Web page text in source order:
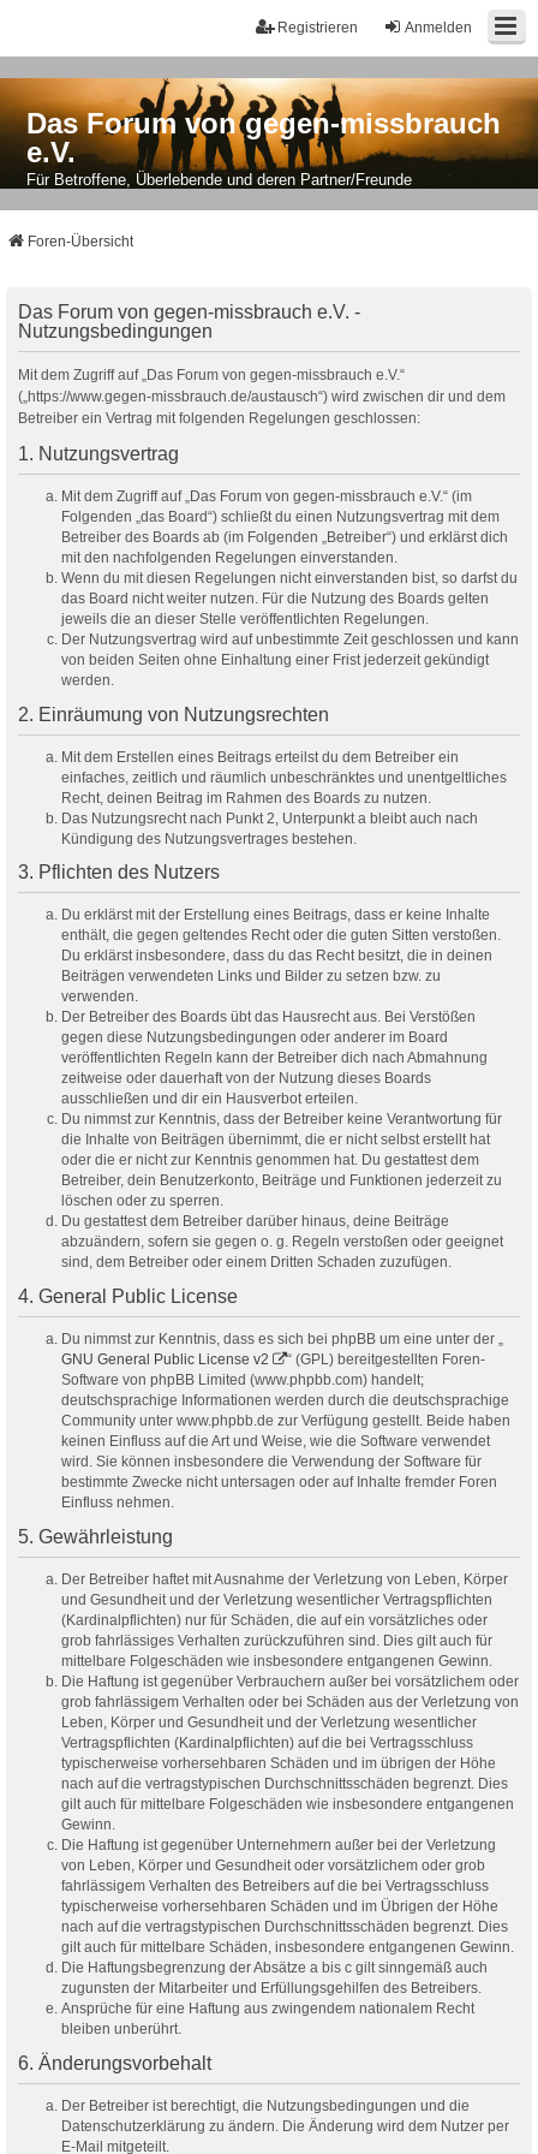
Anmelden
Registrieren
Das Forum von gegen-missbrauch
e.V.
Für Betroffene, Überlebende und deren Partner/Freunde
Foren-Übersicht
Das Forum von gegen-missbrauch e.V. -
Nutzungsbedingungen
Mit dem Zugriff auf „Das Forum von gegen-missbrauch e.V.“
(„https://www.gegen-missbrauch.de/austausch“) wird zwischen dir und dem
Betreiber ein Vertrag mit folgenden Regelungen geschlossen:
1. Nutzungsvertrag
Mit dem Zugriff auf „Das Forum von gegen-missbrauch e.V.“ (im
Folgenden „das Board“) schließt du einen Nutzungsvertrag mit dem
Betreiber des Boards ab (im Folgenden „Betreiber“) und erklärst dich
mit den nachfolgenden Regelungen einverstanden.
Wenn du mit diesen Regelungen nicht einverstanden bist, so darfst du
das Board nicht weiter nutzen. Für die Nutzung des Boards gelten
jeweils die an dieser Stelle veröffentlichten Regelungen.
Der Nutzungsvertrag wird auf unbestimmte Zeit geschlossen und kann
von beiden Seiten ohne Einhaltung einer Frist jederzeit gekündigt
werden.
2. Einräumung von Nutzungsrechten
Mit dem Erstellen eines Beitrags erteilst du dem Betreiber ein
einfaches, zeitlich und räumlich unbeschränktes und unentgeltliches
Recht, deinen Beitrag im Rahmen des Boards zu nutzen.
Das Nutzungsrecht nach Punkt 2, Unterpunkt a bleibt auch nach
Kündigung des Nutzungsvertrages bestehen.
3. Pflichten des Nutzers
Du erklärst mit der Erstellung eines Beitrags, dass er keine Inhalte
enthält, die gegen geltendes Recht oder die guten Sitten verstoßen.
Du erklärst insbesondere, dass du das Recht besitzt, die in deinen
Beiträgen verwendeten Links und Bilder zu setzen bzw. zu
verwenden.
Der Betreiber des Boards übt das Hausrecht aus. Bei Verstößen
gegen diese Nutzungsbedingungen oder anderer im Board
veröffentlichten Regeln kann der Betreiber dich nach Abmahnung
zeitweise oder dauerhaft von der Nutzung dieses Boards
ausschließen und dir ein Hausverbot erteilen.
Du nimmst zur Kenntnis, dass der Betreiber keine Verantwortung für
die Inhalte von Beiträgen übernimmt, die er nicht selbst erstellt hat
oder die er nicht zur Kenntnis genommen hat. Du gestattest dem
Betreiber, dein Benutzerkonto, Beiträge und Funktionen jederzeit zu
löschen oder zu sperren.
Du gestattest dem Betreiber darüber hinaus, deine Beiträge
abzuändern, sofern sie gegen o. g. Regeln verstoßen oder geeignet
sind, dem Betreiber oder einem Dritten Schaden zuzufügen.
4. General Public License
Du nimmst zur Kenntnis, dass es sich bei phpBB um eine unter der „
GNU General Public License v2
“ (GPL) bereitgestellten Foren-
Software von phpBB Limited (www.phpbb.com) handelt;
deutschsprachige Informationen werden durch die deutschsprachige
Community unter www.phpbb.de zur Verfügung gestellt. Beide haben
keinen Einfluss auf die Art und Weise, wie die Software verwendet
wird. Sie können insbesondere die Verwendung der Software für
bestimmte Zwecke nicht untersagen oder auf Inhalte fremder Foren
Einfluss nehmen.
5. Gewährleistung
Der Betreiber haftet mit Ausnahme der Verletzung von Leben, Körper
und Gesundheit und der Verletzung wesentlicher Vertragspflichten
(Kardinalpflichten) nur für Schäden, die auf ein vorsätzliches oder
grob fahrlässiges Verhalten zurückzuführen sind. Dies gilt auch für
mittelbare Folgeschäden wie insbesondere entgangenen Gewinn.
Die Haftung ist gegenüber Verbrauchern außer bei vorsätzlichem oder
grob fahrlässigem Verhalten oder bei Schäden aus der Verletzung von
Leben, Körper und Gesundheit und der Verletzung wesentlicher
Vertragspflichten (Kardinalpflichten) auf die bei Vertragsschluss
typischerweise vorhersehbaren Schäden und im übrigen der Höhe
nach auf die vertragstypischen Durchschnittsschäden begrenzt. Dies
gilt auch für mittelbare Folgeschäden wie insbesondere entgangenen
Gewinn.
Die Haftung ist gegenüber Unternehmern außer bei der Verletzung
von Leben, Körper und Gesundheit oder vorsätzlichem oder grob
fahrlässigem Verhalten des Betreibers auf die bei Vertragsschluss
typischerweise vorhersehbaren Schäden und im Übrigen der Höhe
nach auf die vertragstypischen Durchschnittsschäden begrenzt. Dies
gilt auch für mittelbare Schäden, insbesondere entgangenen Gewinn.
Die Haftungsbegrenzung der Absätze a bis c gilt sinngemäß auch
zugunsten der Mitarbeiter und Erfüllungsgehilfen des Betreibers.
Ansprüche für eine Haftung aus zwingendem nationalem Recht
bleiben unberührt.
6. Änderungsvorbehalt
Der Betreiber ist berechtigt, die Nutzungsbedingungen und die
Datenschutzerklärung zu ändern. Die Änderung wird dem Nutzer per
E-Mail mitgeteilt.